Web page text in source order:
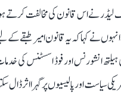
نے کہا کہ یہ قانون امیر طبقے کے
انشورنس اور فوڈ اسسٹنس کی
سیاست اور پالیسیوں پر گہرا اثر ڈال